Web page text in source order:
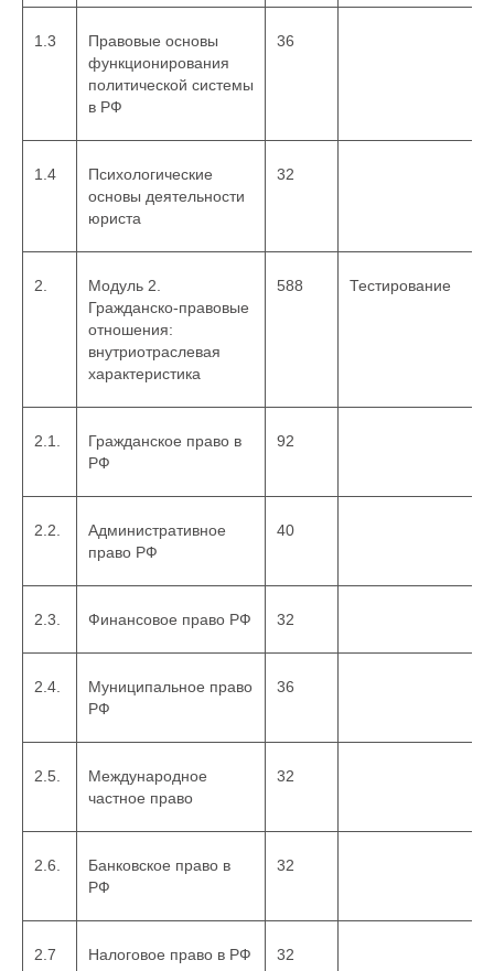
1.3
Правовые основы
функционирования
политической системы
в РФ
36
1.4
Психологические
основы деятельности
юриста
32
2.
Модуль 2.
Гражданско-правовые
отношения:
внутриотраслевая
характеристика
588 Тестирование
2.1.
Гражданское право в
РФ
92
2.2.
Административное
право РФ
40
2.3. Финансовое право РФ 32
2.4.
Муниципальное право
РФ
36
2.5.
Международное
частное право
32
2.6.
Банковское право в
РФ
32
2.7 Налоговое право в РФ 32